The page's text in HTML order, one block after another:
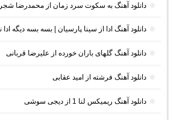
دانلود آهنگ به سکوت سرد زمان از محمدرضا
دانلود آهنگ ادا از سینا پارسیان | بسه بسه دیگه ادا
دانلود آهنگ گلهای باران خورده از علیرضا قربانی
دانلود آهنگ فرشته از امید عقابی
دانلود آهنگ ریمیکس لنا 1 از دیجی سوشی